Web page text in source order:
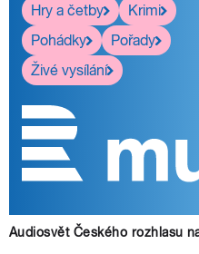
Hry a četby
Krimi
Pohádky
Pořady
Živé vysílání
Audiosvět Českého rozhlasu